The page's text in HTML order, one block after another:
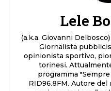
Lele
(a.k.a. Giovanni
Giornalista
opinionista sportivo,
torinesi.
programma
RID96.8FM. Autore del